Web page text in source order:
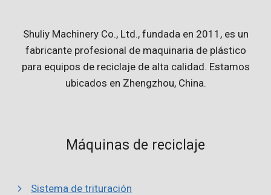
Shuliy Machinery Co., Ltd., fundada en 2011, es un
fabricante profesional de maquinaria de plástico
para equipos de reciclaje de alta calidad. Estamos
ubicados en Zhengzhou, China.
Máquinas de reciclaje
Sistema de trituración